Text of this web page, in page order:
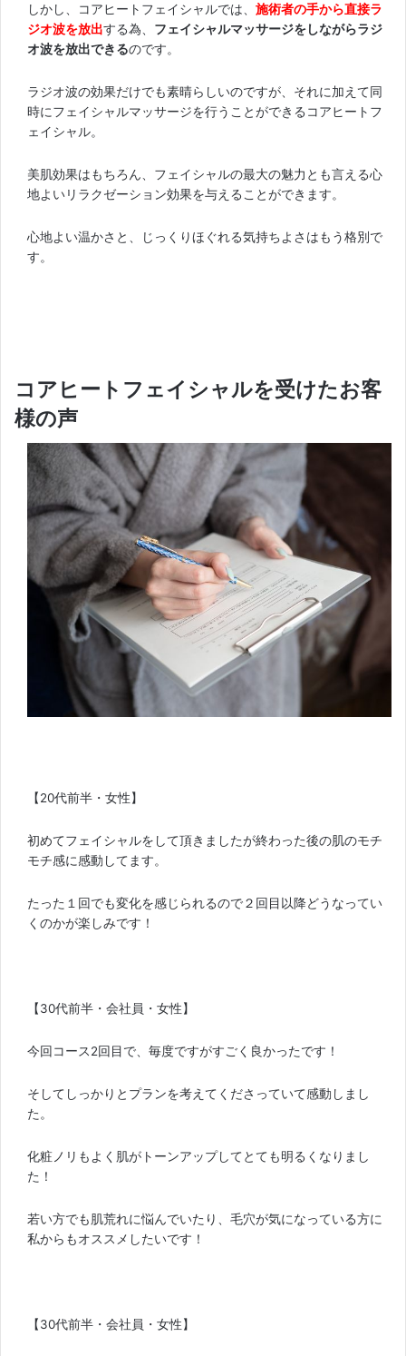
しかし、コアヒートフェイシャルでは、 施術者の手から直接ラ
ジオ波を放出する為、 フェイシャルマッサージをしながらラジ
オ波を放出できるのです。
ラジオ波の効果だけでも素晴らしいのですが、それに加えて同
時にフェイシャルマッサージを行うことができるコアヒートフ
ェイシャル。
美肌効果はもちろん、フェイシャルの最大の魅力とも言える心
地よいリラクゼーション効果を与えることができます。
心地よい温かさと、じっくりほぐれる気持ちよさはもう格別で
す。
コアヒートフェイシャルを受けたお客
様の声
【20代前半・女性】
初めてフェイシャルをして頂きましたが終わった後の肌のモチ
モチ感に感動してます。
たった１回でも変化を感じられるので２回目以降どうなってい
くのかが楽しみです！
【30代前半・会社員・女性】
今回コース2回目で、毎度ですがすごく良かったです！
そしてしっかりとプランを考えてくださっていて感動しまし
た。
化粧ノリもよく肌がトーンアップしてとても明るくなりまし
た！
若い方でも肌荒れに悩んでいたり、毛穴が気になっている方に
私からもオススメしたいです！
【30代前半・会社員・女性】